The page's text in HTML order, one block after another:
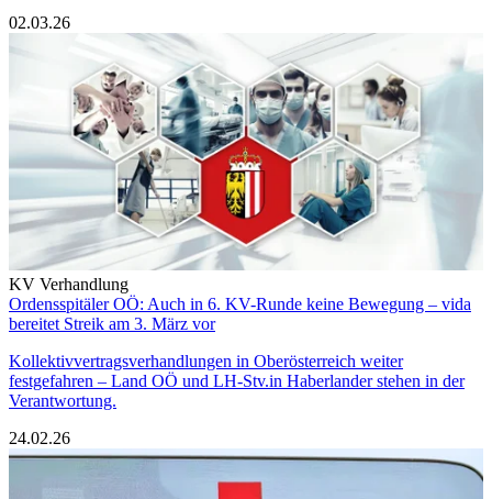
02.03.26
KV Verhandlung
Ordensspitäler OÖ: Auch in 6. KV-Runde keine Bewegung – vida
bereitet Streik am 3. März vor
Kollektivvertragsverhandlungen in Oberösterreich weiter
festgefahren – Land OÖ und LH-Stv.in Haberlander stehen in der
Verantwortung.
24.02.26